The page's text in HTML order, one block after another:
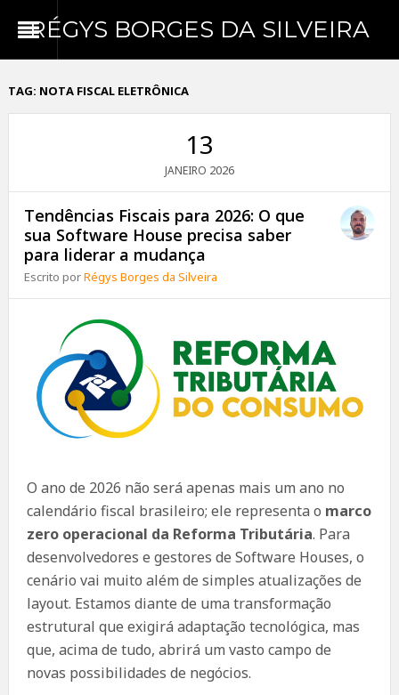
RÉGYS BORGES DA SILVEIRA
TAG: NOTA FISCAL ELETRÔNICA
13
JANEIRO 2026
Tendências Fiscais para 2026: O que
sua Software House precisa saber
para liderar a mudança
Escrito porRégys Borges da Silveira
O ano de 2026 não será apenas mais um ano no
calendário fiscal brasileiro; ele representa o marco
zero operacional da Reforma Tributária. Para
desenvolvedores e gestores de Software Houses, o
cenário vai muito além de simples atualizações de
layout. Estamos diante de uma transformação
estrutural que exigirá adaptação tecnológica, mas
que, acima de tudo, abrirá um vasto campo de
novas possibilidades de negócios.